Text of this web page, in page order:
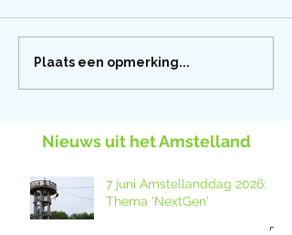
Plaats een opmerking...
Nieuws uit het Amstelland
7 juni Amstellanddag 2026:
Thema 'NextGen'